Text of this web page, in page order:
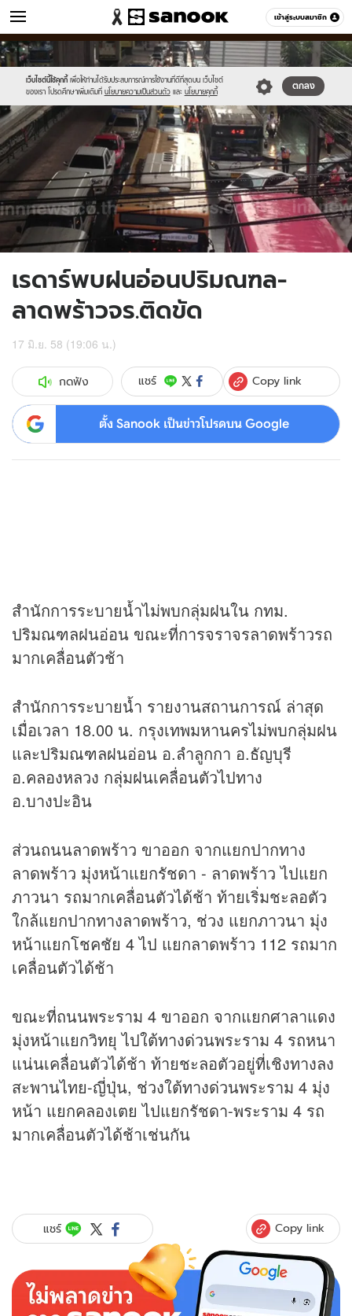
เข้าสู่ระบบสมาชิก
ข่าว หมวดอื่นๆ
เว็บไซต์นี้ใช้คุกกี้ เพื่อให้ท่านได้รับประสบการณ์การใช้งานที่ดีที่สุดบน เว็บไซต์
ของเรา โปรดศึกษาเพิ่มเติมที่ นโยบายความเป็นส่วนตัว และ นโยบายคุกกี้
ตกลง
Sanook
//s.isanook.com/sr/0/images/logo-
new-
sanook.png
600
60
//s.isanook.com/ns/0/ud/362/1814070/625616-
01.jpg
เรดาร์พบฝนอ่อนปริมณฑล-
ลาดพร้าวจร.ติดขัด
17 มิ.ย. 58 (19:06 น.)
กดฟัง แชร์ Copy link
ตั้ง Sanook เป็นข่าวโปรดบน Google
สำนักการระบายน้ำไม่พบกลุ่มฝนใน กทม.
ปริมณฑลฝนอ่อน ขณะที่การจราจรลาดพร้าวรถ
มากเคลื่อนตัวช้า
สำนักการระบายน้ำ รายงานสถานการณ์ ล่าสุด
เมื่อเวลา 18.00 น. กรุงเทพมหานครไม่พบกลุ่มฝน
และปริมณฑลฝนอ่อน อ.ลำลูกกา อ.ธัญบุรี
อ.คลองหลวง กลุ่มฝนเคลื่อนตัวไปทาง
อ.บางปะอิน
ส่วนถนนลาดพร้าว ขาออก จากแยกปากทาง
ลาดพร้าว มุ่งหน้าแยกรัชดา - ลาดพร้าว ไปแยก
ภาวนา รถมากเคลื่อนตัวได้ช้า ท้ายเริ่มชะลอตัว
ใกล้แยกปากทางลาดพร้าว, ช่วง แยกภาวนา มุ่ง
หน้าแยกโชคชัย 4 ไป แยกลาดพร้าว 112 รถมาก
เคลื่อนตัวได้ช้า
ขณะที่ถนนพระราม 4 ขาออก จากแยกศาลาแดง
มุ่งหน้าแยกวิทยุ ไปใต้ทางด่วนพระราม 4 รถหนา
แน่นเคลื่อนตัวได้ช้า ท้ายชะลอตัวอยู่ที่เชิงทางลง
สะพานไทย-ญี่ปุ่น, ช่วงใต้ทางด่วนพระราม 4 มุ่ง
หน้า แยกคลองเตย ไปแยกรัชดา-พระราม 4 รถ
มากเคลื่อนตัวได้ช้าเช่นกัน
แชร์ Copy link